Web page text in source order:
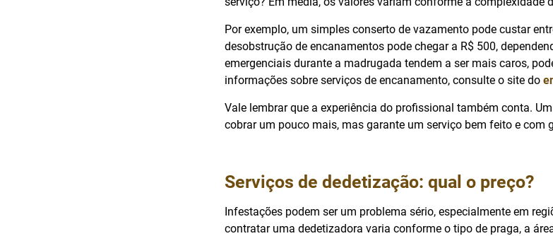
Por exemplo, um simples conserto de vazamento pode custar
desobstrução de encanamentos pode chegar a R$ 500,
emergenciais durante a madrugada tendem a ser mais caros,
informações sobre serviços de encanamento, consulte o site do
Vale lembrar que a experiência do profissional também conta.
cobrar um pouco mais, mas garante um serviço bem feito e com
Serviços de dedetização: qual o preço?
Infestações podem ser um problema sério, especialmente em
contratar uma dedetizadora varia conforme o tipo de praga, a